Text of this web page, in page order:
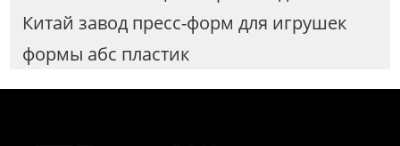
Китай завод пресс-форм для игрушек
формы абс пластик